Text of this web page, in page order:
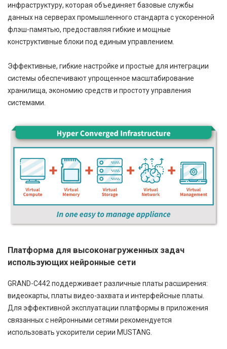
инфраструктуру, которая объединяет базовые службы
данных на серверах промышленного стандарта с ускоренной
флэш-памятью, предоставляя гибкие и мощные
конструктивные блоки под единым управлением.
Эффективные, гибкие настройке и простые для интеграции
системы обеспечивают упрощенное масштабирование
хранилища, экономию средств и простоту управления
системами.
Платформа для высоконагруженных задач
использующих нейронные сети
GRAND-C442 поддерживает различные платы расширения:
видеокарты, платы видео-захвата и интерфейсные платы.
Для эффективной эксплуатации платформы в приложения
связанных с нейронными сетями рекомендуется
использовать ускорители серии MUSTANG.